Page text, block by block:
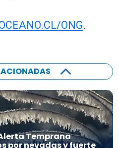
/ONG.
Temprana
por nevadas y fuerte